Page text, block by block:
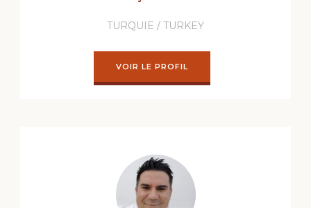
TURQUIE / TURKEY
VOIR LE PROFIL